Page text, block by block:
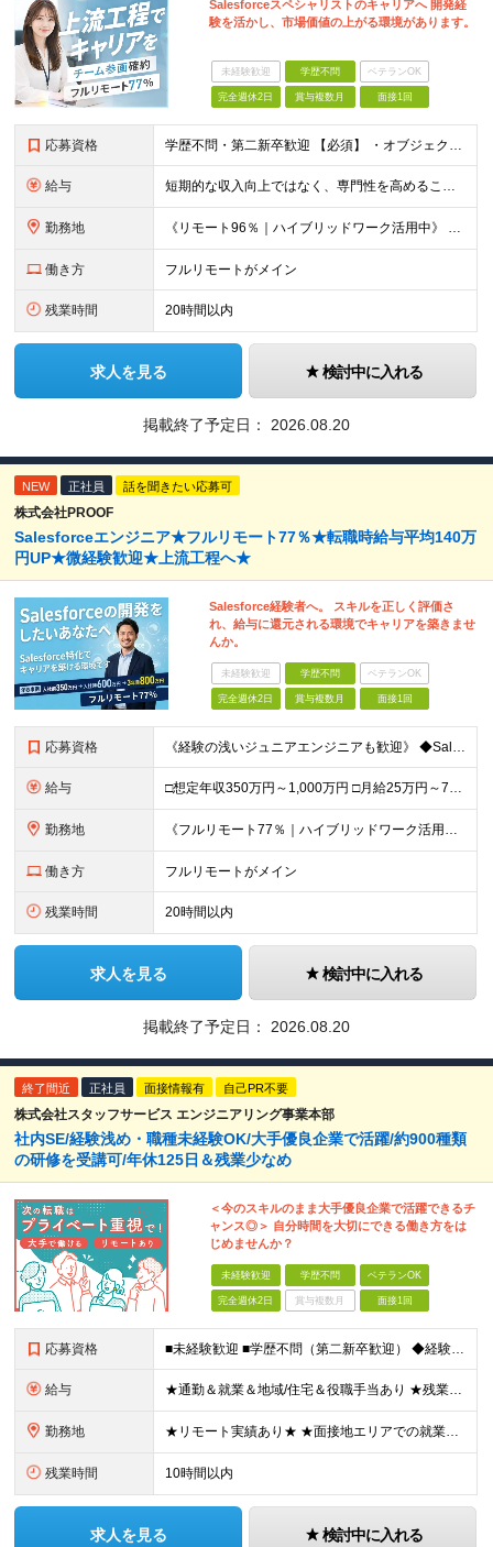
Salesforceスペシャリストのキャリアへ 開発経
験を活かし、市場価値の上がる環境があります。
未経験歓迎 学歴不問 ベテランOK
完全週休2日 賞与複数月 面接1回
応募資格 学歴不問・第二新卒歓迎 【必須】 ・オブジェクト指向言語での開発経験 └ Java / Python / Swift / Kotlin / JavaScript / TypeScript / PH
給与 短期的な収入向上ではなく、専門性を高めることで、 《長期的に収入を伸ばしていくキャリア形成》を重視しています。 【想定年収・月給】 □ 想定年収：350万円〜1,000万円 □ 月給：25万円〜75
勤務地 《リモート96％｜ハイブリッドワーク活用中》 基本はリモートワークのため、全国どこからでも勤務が可能です。 本社は高知県ですが、東京・全国各地のメンバーが活躍しています。 希望の勤務地・働き方はお気軽
働き方 フルリモートがメイン
残業時間 20時間以内
求人を見る 検討中に入れる
掲載終了予定日： 2026.08.20
NEW 正社員 話を聞きたい応募可
株式会社PROOF
Salesforceエンジニア★フルリモート77％★転職時給与平均140万
円UP★微経験歓迎★上流工程へ★
Salesforce経験者へ。 スキルを正しく評価さ
れ、給与に還元される環境でキャリアを築きませ
んか。
未経験歓迎 学歴不問 ベテランOK
完全週休2日 賞与複数月 面接1回
応募資格 《経験の浅いジュニアエンジニアも歓迎》 ◆Salesforceによる開発の実務経験（実務経験1年以上） ◆学歴不問 ▽歓迎要件 ※必須ではありません ・PM経験のある方、Apex／LWCの開発経験が
給与 □想定年収350万円～1,000万円 □月給25万円～75万円＋単価連動のインセンティブ＋賞与（年2回） ※月給にはみなし残業代（月20時間分／33,186円～）を含みます。超過分は全額支給 ▽試用
勤務地 《フルリモート77％｜ハイブリッドワーク活用中》 東京都23区・大阪府を中心とした各プロジェクト先となります 《本社》高知県高知市本町2-4-30-905 (変更の範囲)上記を除く当社関連勤務地
働き方 フルリモートがメイン
残業時間 20時間以内
求人を見る 検討中に入れる
掲載終了予定日： 2026.08.20
終了間近 正社員 面接情報有 自己PR不要
株式会社スタッフサービス エンジニアリング事業本部
社内SE/経験浅め・職種未経験OK/大手優良企業で活躍/約900種類
の研修を受講可/年休125日＆残業少なめ
＜今のスキルのまま大手優良企業で活躍できるチ
ャンス◎＞ 自分時間を大切にできる働き方をは
じめませんか？
未経験歓迎 学歴不問 ベテランOK
完全週休2日 賞与複数月 面接1回
応募資格 ■未経験歓迎 ■学歴不問（第二新卒歓迎） ◆経験は一切問いません ◆転職回数・ブランク期間も不問 ◆面接というよりは“リラックス面談”です ≪こんな方をお待ちしています≫ ・地道にコツコツ作業が得
給与 ★通勤＆就業＆地域/住宅＆役職手当あり ★残業代は全額支給 ★選べる給与制度あり！ ■東京・神奈川・千葉・埼玉勤務の場合 月給24.5万円～55万円＋諸手当 （残業代は全額支給） (20,000円の
勤務地 ★リモート実績あり★ ★面接地エリアでの就業率92％以上！ 『地元で働きたい』『新天地で挑戦したい』という希望に、業界トップクラス約7,000件の取引事業所数、90,000件以上のプロジェクトから検
残業時間 10時間以内
求人を見る 検討中に入れる